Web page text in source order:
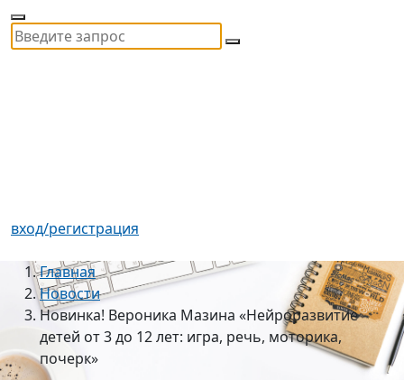
вход/регистрация
Главная
Новости
Новинка! Вероника Мазина «Нейроразвитие
детей от 3 до 12 лет: игра, речь, моторика,
почерк»